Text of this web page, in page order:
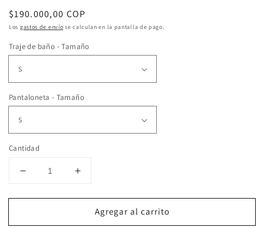
ventana
Precio
habitual
$190.000,00 COP
Los gastos de envío se calculan en la pantalla de pago.
Traje de baño - Tamaño
Pantaloneta - Tamaño
Cantidad
Reducir
para
Aumentar
para
Agregar al carrito